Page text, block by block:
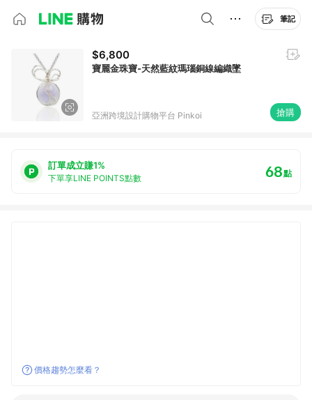
筆記
$6,800
寶麗金珠寶-天然藍紋瑪瑙銅線編織墜
亞洲跨境設計購物平台 Pinkoi 搶購
訂單成立賺1%
下單享LINE POINTS點數 68點
價格趨勢怎麼看？